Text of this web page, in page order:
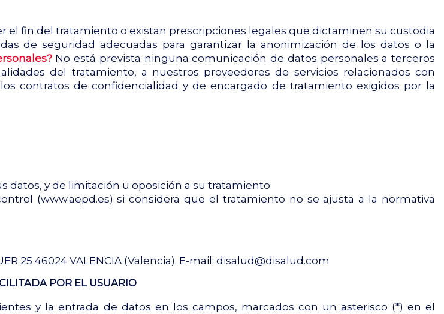
el fin del tratamiento o existan prescripciones legales que dictaminen su custodia
de seguridad adecuadas para garantizar la anonimización de los datos o la
No está prevista ninguna comunicación de datos personales a terceros
del tratamiento, a nuestros proveedores de servicios relacionados con
contratos de confidencialidad y de encargado de tratamiento exigidos por la
datos, y de limitación u oposición a su tratamiento.
(www.aepd.es) si considera que el tratamiento no se ajusta a la normativa
25 46024 VALENCIA (Valencia). E-mail: disalud@disalud.com
POR EL USUARIO
y la entrada de datos en los campos, marcados con un asterisco (*) en el